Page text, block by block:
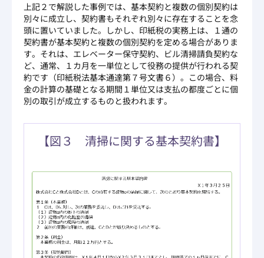
上記２で解説した事例では、基本契約と複数の個別契約は
別々に成立し、契約書もそれぞれ別々に存在することを念
頭に置いていました。しかし、印紙税の実務上は、１通の
契約書が基本契約と複数の個別契約を定める場合がありま
す。それは、エレベーター保守契約、ビル清掃請負契約な
ど、通常、１カ月を一単位として役務の提供が行われる契
約です（印紙税法基本通達第７号文書６）。この場合、料
金の計算の基礎となる期間１単位又は支払の都度ごとに個
別の取引が成立するものと扱われます。
【図３ 清掃に関する基本契約書】